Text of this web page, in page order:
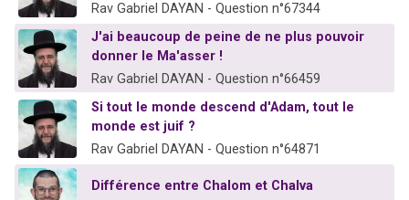
Rav Gabriel DAYAN - Question n°67344
J'ai beaucoup de peine de ne plus pouvoir
donner le Ma'asser !
Rav Gabriel DAYAN - Question n°66459
Si tout le monde descend d'Adam, tout le
monde est juif ?
Rav Gabriel DAYAN - Question n°64871
Différence entre Chalom et Chalva